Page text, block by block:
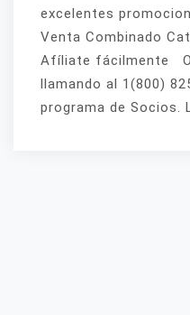
excelentes
Venta Combinado
Afíliate fácilmente
llamando al 1(800)
programa de Socios.